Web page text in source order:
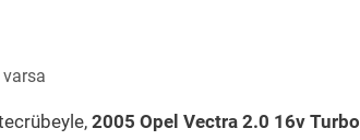
2005 Opel Vectra 2.0 16v Turbo